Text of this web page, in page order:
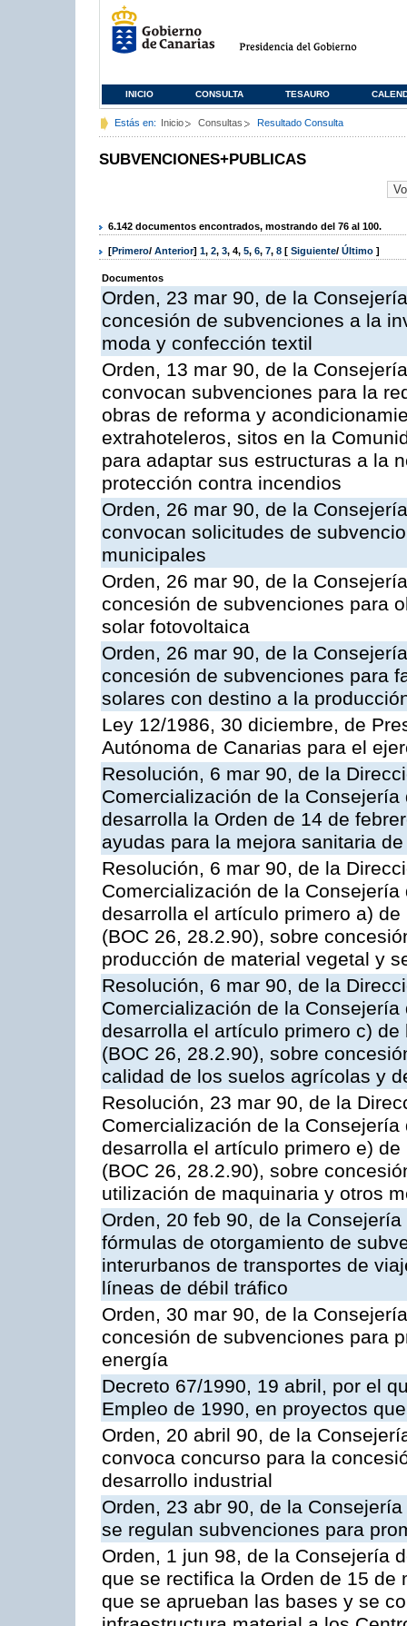
INICIO CONSULTA TESAURO
Estás en: Inicio Consultas Resultado Consulta
SUBVENCIONES+PUBLICAS
6.142 documentos encontrados, mostrando del 76 al 100.
[Primero/ Anterior] 1, 2, 3, 4, 5, 6, 7, 8 [ Siguiente/ Último ]
Documentos
Orden, 23 mar 90, de la
concesión de subvenciones a la
moda y confección textil
Orden, 13 mar 90, de la
convocan subvenciones para la
obras de reforma y
extrahoteleros, sitos en la
para adaptar sus estructuras a la
protección contra incendios
Orden, 26 mar 90, de la
convocan solicitudes de
municipales
Orden, 26 mar 90, de la
concesión de subvenciones para
solar fotovoltaica
Orden, 26 mar 90, de la
concesión de subvenciones para
solares con destino a la
Ley 12/1986, 30 diciembre, de
Autónoma de Canarias para el
Resolución, 6 mar 90, de la
Comercialización de la
desarrolla la Orden de 14 de
ayudas para la mejora sanitaria
Resolución, 6 mar 90, de la
Comercialización de la
desarrolla el artículo primero a)
(BOC 26, 28.2.90), sobre
producción de material vegetal y
Resolución, 6 mar 90, de la
Comercialización de la
desarrolla el artículo primero c)
(BOC 26, 28.2.90), sobre
calidad de los suelos agrícolas y
Resolución, 23 mar 90, de la
Comercialización de la
desarrolla el artículo primero e)
(BOC 26, 28.2.90), sobre
utilización de maquinaria y otros
Orden, 20 feb 90, de la
fórmulas de otorgamiento de
interurbanos de transportes de
líneas de débil tráfico
Orden, 30 mar 90, de la
concesión de subvenciones para
energía
Decreto 67/1990, 19 abril, por el
Empleo de 1990, en proyectos
Orden, 20 abril 90, de la
convoca concurso para la
desarrollo industrial
Orden, 23 abr 90, de la
se regulan subvenciones para
Orden, 1 jun 98, de la Consejería
que se rectifica la Orden de 15 de
que se aprueban las bases y se